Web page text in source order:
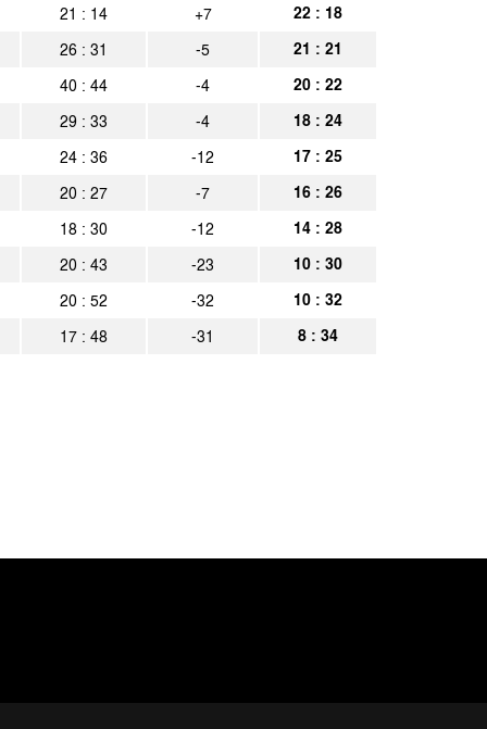
Spielbericht
Aachen
Spielbericht
SV Spielbericht
Berlin
Spielbericht
II Spielbericht
21 : 14 +7 22 : 18
26 : 31 -5 21 : 21
40 : 44 -4 20 : 22
29 : 33 -4 18 : 24
24 : 36 -12 17 : 25
20 : 27 -7 16 : 26
18 : 30 -12 14 : 28
20 : 43 -23 10 : 30
20 : 52 -32 10 : 32
17 : 48 -31 8 : 34